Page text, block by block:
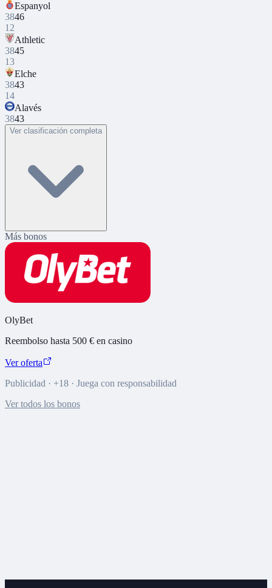
Espanyol
3846
12
Athletic
3845
13
Elche
3843
14
Alavés
3843
Ver clasificación completa
Más bonos
OlyBet
Reembolso hasta 500 € en casino
Ver oferta
Publicidad · +18 · Juega con responsabilidad
Ver todos los bonos